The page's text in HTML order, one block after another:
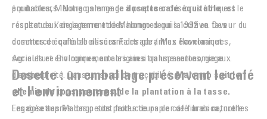
producteurs. Notre gamme de dosette café équitableest le
résultat de l'engagement de Malongo depuis 1992 en faveur du
commerce équitable assurant des garanties économiques,
sociales et environnementales ainsi qu'une autonomie aux
paysans.
équitables, Malongo s'engage à proposer des crus éthiques
respectueux de la terre et des hommes qui la cultive. Des
dosettes de café labellisées Fairtrade / Max Havelaar et
Agriculture Biologique, aux origines transparentes, gage
d'authenticité. Dans un souci de traçabilité,Malongo suit le
chemin de tous ses crus, de la plantation à la tasse.
Engagée auprès des petits producteurs de café arabica, notre
Dosette : un emballage préservant le café
et l'environnement
Les dosettes Malongo sont faites de papier de fibres naturelles